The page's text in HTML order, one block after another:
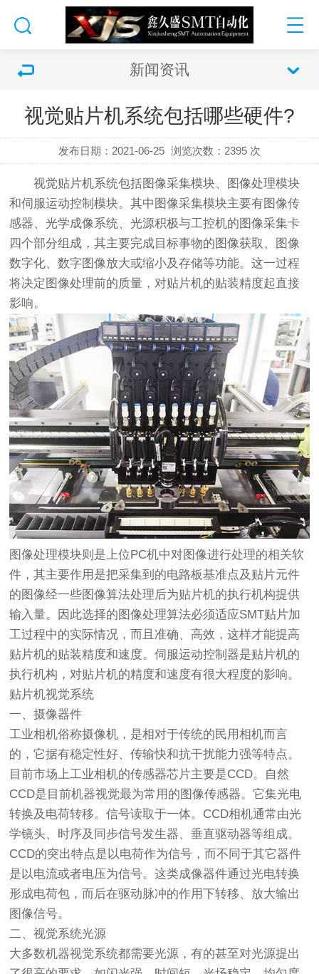
新闻资讯
视觉贴片机系统包括哪些硬件?
发布日期：2021-06-25 浏览次数： 2395 次
视觉贴片机系统包括图像采集模块、图像处理模块
和伺服运动控制模块。其中图像采集模块主要有图像传
感器、光学成像系统、光源积极与工控机的图像采集卡
四个部分组成，其主要完成目标事物的图像获取、图像
数字化、数字图像放大或缩小及存储等功能。这一过程
将决定图像处理前的质量，对贴片机的贴装精度起直接
影响。
图像处理模块则是上位PC机中对图像进行处理的相关软
件，其主要作用是把采集到的电路板基准点及贴片元件
的图像经一些图像算法处理后为贴片机的执行机构提供
输入量。因此选择的图像处理算法必须适应SMT贴片加
工过程中的实际情况，而且准确、高效，这样才能提高
贴片机的贴装精度和速度。伺服运动控制器是贴片机的
执行机构，对贴片机的精度和速度有很大程度的影响。
贴片机视觉系统
一、摄像器件
工业相机俗称摄像机，是相对于传统的民用相机而言
的，它据有稳定性好、传输快和抗干扰能力强等特点。
目前市场上工业相机的传感器芯片主要是CCD。自然
CCD是目前机器视觉最为常用的图像传感器。它集光电
转换及电荷转移。信号读取于一体。CCD相机通常由光
学镜头、时序及同步信号发生器、垂直驱动器等组成。
CCD的突出特点是以电荷作为信号，而不同于其它器件
是以电流或者电压为信号。这类成像器件通过光电转换
形成电荷包，而后在驱动脉冲的作用下转移、放大输出
图像信号。
二、视觉系统光源
大多数机器视觉系统都需要光源，有的甚至对光源提出